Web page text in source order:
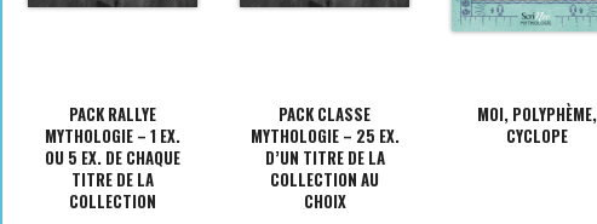
PACK RALLYE
MYTHOLOGIE – 1 EX.
OU 5 EX. DE CHAQUE
TITRE DE LA
COLLECTION
PACK CLASSE
MYTHOLOGIE – 25 EX.
D’UN TITRE DE LA
COLLECTION AU
CHOIX
MOI, POLYPHÈME,
CYCLOPE